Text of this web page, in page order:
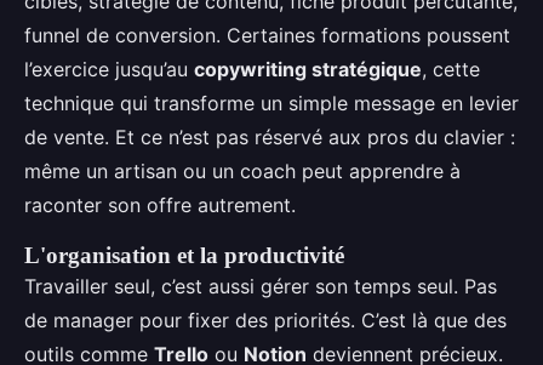
funnel de conversion. Certaines formations poussent
l’exercice jusqu’au copywriting stratégique, cette
technique qui transforme un simple message en levier
de vente. Et ce n’est pas réservé aux pros du clavier :
même un artisan ou un coach peut apprendre à
raconter son offre autrement.
L'organisation et la productivité
Travailler seul, c’est aussi gérer son temps seul. Pas
de manager pour fixer des priorités. C’est là que des
outils comme Trello ou Notion deviennent précieux.